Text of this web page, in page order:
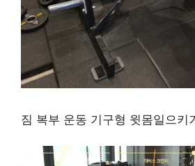
짐 복부 운동 기구형 윗몸일으키